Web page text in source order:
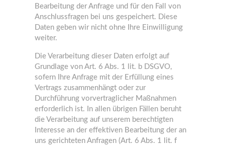
Bearbeitung der Anfrage und für den Fall von
Anschlussfragen bei uns gespeichert. Diese
Daten geben wir nicht ohne Ihre Einwilligung
weiter.
Die Verarbeitung dieser Daten erfolgt auf
Grundlage von Art. 6 Abs. 1 lit. b DSGVO,
sofern Ihre Anfrage mit der Erfüllung eines
Vertrags zusammenhängt oder zur
Durchführung vorvertraglicher Maßnahmen
erforderlich ist. In allen übrigen Fällen beruht
die Verarbeitung auf unserem berechtigten
Interesse an der effektiven Bearbeitung der an
uns gerichteten Anfragen (Art. 6 Abs. 1 lit. f